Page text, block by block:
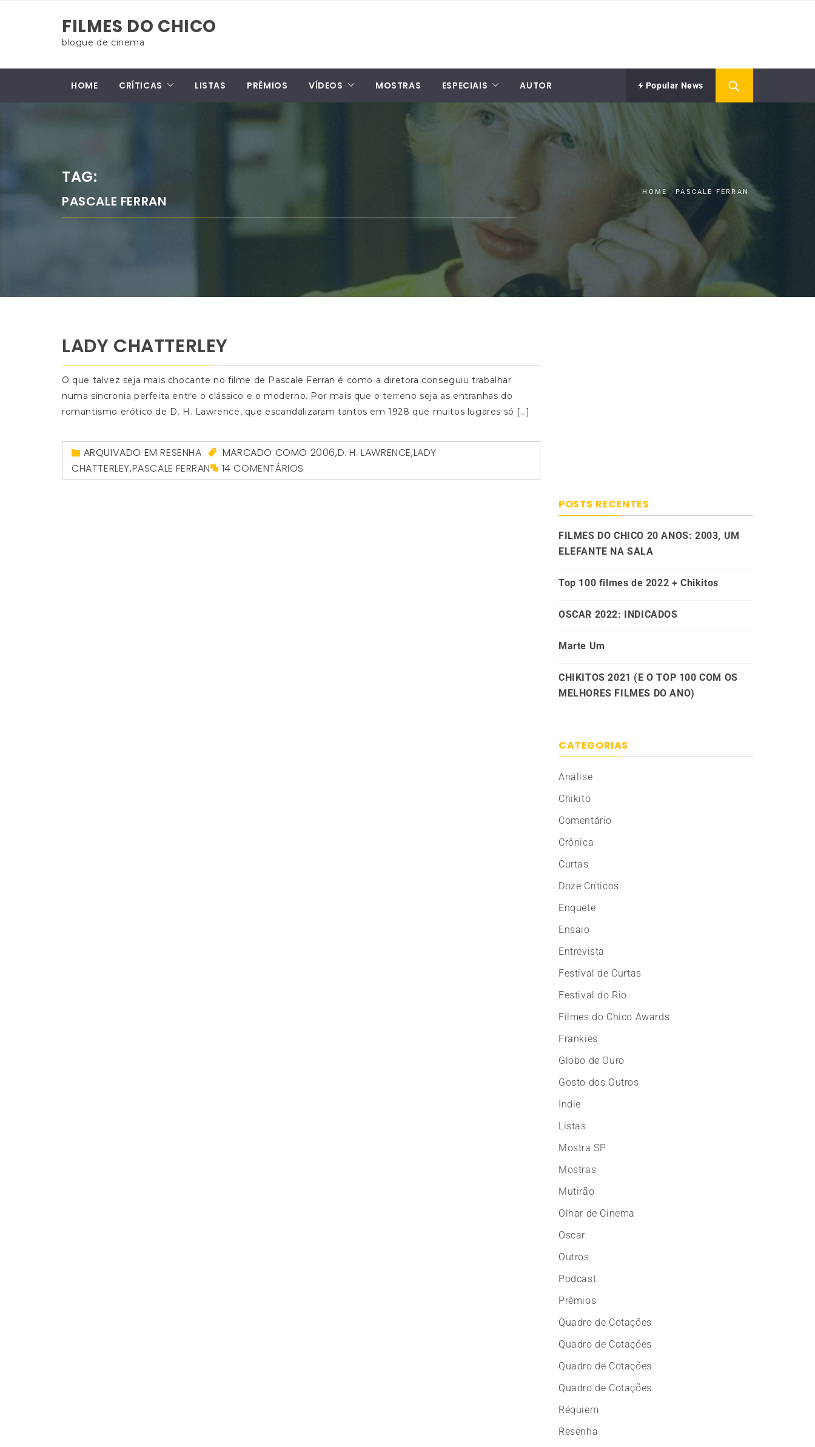
FILMES DO CHICO
blogue de cinema
HOME CRÍTICAS LISTAS PRÊMIOS VÍDEOS MOSTRAS ESPECIAIS AUTOR Popular News
TAG:
PASCALE FERRAN
HOME PASCALE FERRAN
LADY CHATTERLEY
O que talvez seja mais chocante no filme de Pascale Ferran é como a diretora conseguiu trabalhar
numa sincronia perfeita entre o clássico e o moderno. Por mais que o terreno seja as entranhas do
romantismo erótico de D. H. Lawrence, que escandalizaram tantos em 1928 que muitos lugares só […]
ARQUIVADO EMRESENHA MARCADO COMO 2006,D. H. LAWRENCE,LADY
CHATTERLEY,PASCALE FERRAN 14 COMENTÁRIOS
POSTS RECENTES
FILMES DO CHICO 20 ANOS: 2003, UM
ELEFANTE NA SALA
Top 100 filmes de 2022 + Chikitos
OSCAR 2022: INDICADOS
Marte Um
CHIKITOS 2021 (E O TOP 100 COM OS
MELHORES FILMES DO ANO)
CATEGORIAS
Análise
Chikito
Comentário
Crônica
Curtas
Doze Críticos
Enquete
Ensaio
Entrevista
Festival de Curtas
Festival do Rio
Filmes do Chico Awards
Frankies
Globo de Ouro
Gosto dos Outros
Indie
Listas
Mostra SP
Mostras
Mutirão
Olhar de Cinema
Oscar
Outros
Podcast
Prêmios
Quadro de Cotações
Quadro de Cotações
Quadro de Cotações
Quadro de Cotações
Réquiem
Resenha